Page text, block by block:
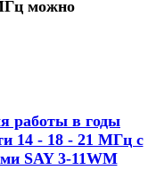
можно
работы в годы
14 - 18 - 21 МГц с
SAY 3-11WM